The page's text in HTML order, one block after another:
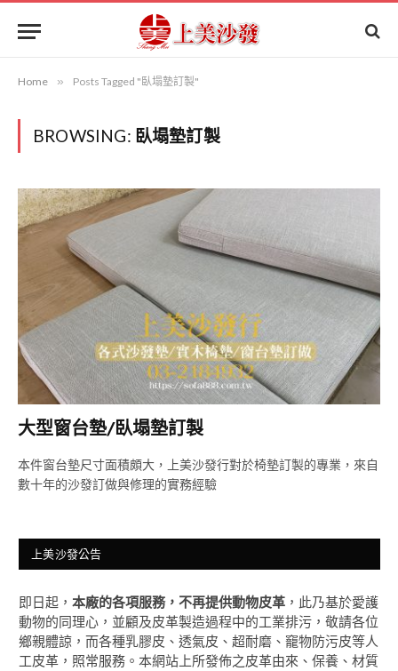
Home » Posts Tagged "臥塌墊訂製"
BROWSING: 臥塌墊訂製
大型窗台墊/臥塌墊訂製
本件窗台墊尺寸面積頗大，上美沙發行對於椅墊訂製的專業，來自
數十年的沙發訂做與修理的實務經驗
上美沙發公告
即日起， 本廠的各項服務，不再提供動物皮革 ，此乃基於愛護
動物的同理心，並顧及皮革製造過程中的工業排污，敬請各位
鄉親體諒，而各種乳膠皮、透氣皮、超耐磨、竉物防污皮等人
工皮革，照常服務。本網站上所發佈之皮革由來、保養、材質